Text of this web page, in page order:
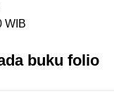
WIB
buku folio